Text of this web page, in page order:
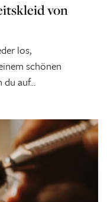
von
los,
schönen
auf...